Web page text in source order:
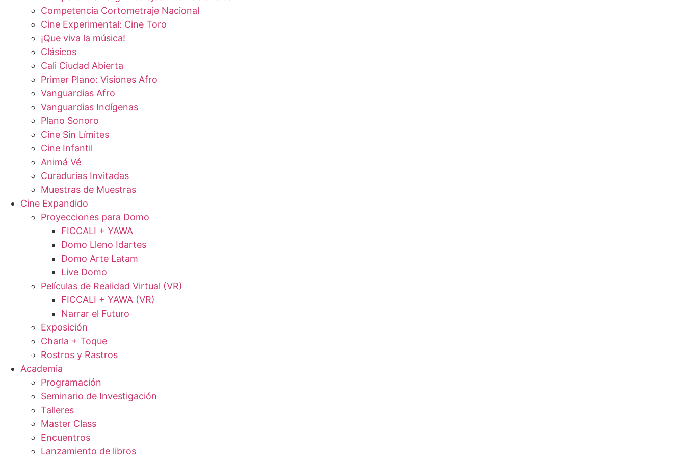
Competencia Cortometraje Nacional
Cine Experimental: Cine Toro
¡Que viva la música!
Clásicos
Cali Ciudad Abierta
Primer Plano: Visiones Afro
Vanguardias Afro
Vanguardias Indígenas
Plano Sonoro
Cine Sin Límites
Cine Infantil
Animá Vé
Curadurías Invitadas
Muestras de Muestras
Cine Expandido
Proyecciones para Domo
FICCALI + YAWA
Domo Lleno Idartes
Domo Arte Latam
Live Domo
Películas de Realidad Virtual (VR)
FICCALI + YAWA (VR)
Narrar el Futuro
Exposición
Charla + Toque
Rostros y Rastros
Academia
Programación
Seminario de Investigación
Talleres
Master Class
Encuentros
Lanzamiento de libros